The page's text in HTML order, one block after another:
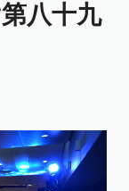
八十九